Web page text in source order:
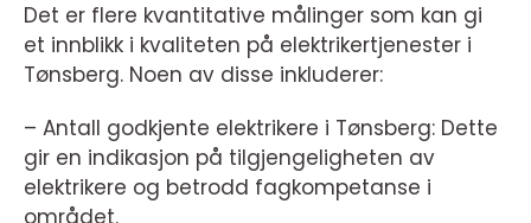
Det er flere kvantitative målinger som kan gi
et innblikk i kvaliteten på elektrikertjenester i
Tønsberg. Noen av disse inkluderer:
– Antall godkjente elektrikere i Tønsberg: Dette
gir en indikasjon på tilgjengeligheten av
elektrikere og betrodd fagkompetanse i